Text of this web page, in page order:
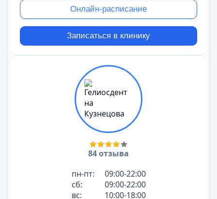
Онлайн-расписание
Записаться в клинику
84 отзыва
пн-пт:
09:00-22:00
сб:
09:00-22:00
вс:
10:00-18:00